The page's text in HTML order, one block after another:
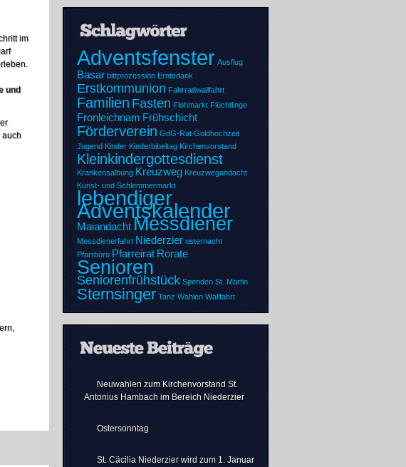
im
und
auch
Adventsfenster Ausflug
Basar bittprozession Erntedank
Erstkommunion Fahrradwallfahrt
Familien Fasten Flohmarkt Flüchtlinge
Fronleichnam Frühschicht
Förderverein GdG-Rat Goldhochzeit
Jugend Kinder Kinderbibeltag Kirchenvorstand
Kleinkindergottesdienst
Krankensalbung Kreuzweg Kreuzwegandacht
Kunst- und Schlemmermarkt
lebendiger
Adventskalender
MaiandachtMessdiener
Messdienerfahrt Niederzier osternacht
Pfarrbüro Pfarreirat Rorate
Senioren
Seniorenfrühstück Spenden St. Martin
Sternsinger Tanz Wahlen Wallfahrt
Neuwahlen zum Kirchenvorstand St.
Antonius Hambach im Bereich Niederzier
Ostersonntag
St. Cäcilia Niederzier wird zum 1. Januar